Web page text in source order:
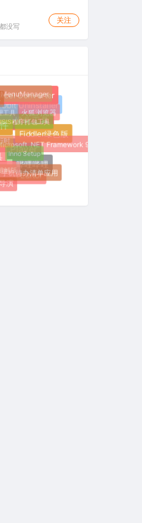
没写
关注
MX Player
优化工具
件
Editor
哔哩哔哩
Fiddler绿色版
IObit Uninstaller
Converter
演
手机待办清单应用
.NET Framework 9.0
火狐浏览器
版
Inno Setup
程序打包工具
具